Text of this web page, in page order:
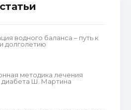
водного баланса – путь к
долголетию
методика лечения
диабета Ш. Мартина